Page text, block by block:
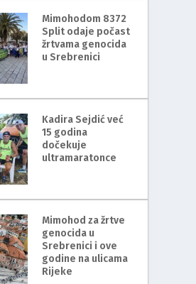
Mimohodom 8372
Split odaje počast
žrtvama genocida
u Srebrenici
Kadira Sejdić već
15 godina
dočekuje
ultramaratonce
Mimohod za žrtve
genocida u
Srebrenici i ove
godine na ulicama
Rijeke